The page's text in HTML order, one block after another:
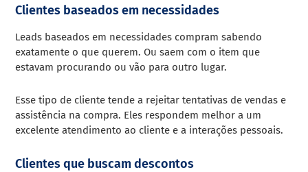
Clientes baseados em necessidades
Leads baseados em necessidades compram sabendo
exatamente o que querem. Ou saem com o item que
estavam procurando ou vão para outro lugar.
Esse tipo de cliente tende a rejeitar tentativas de vendas e
assistência na compra. Eles respondem melhor a um
excelente atendimento ao cliente e a interações pessoais.
Clientes que buscam descontos